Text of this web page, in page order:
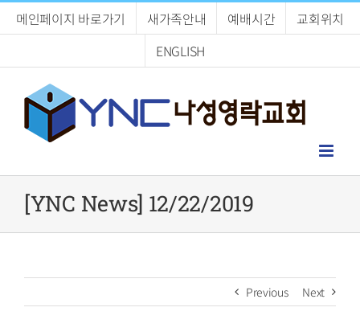
메인페이지 바로가기 새가족안내 예배시간
교회위치
ENGLISH
[YNC News] 12/22/2019
Previous Next